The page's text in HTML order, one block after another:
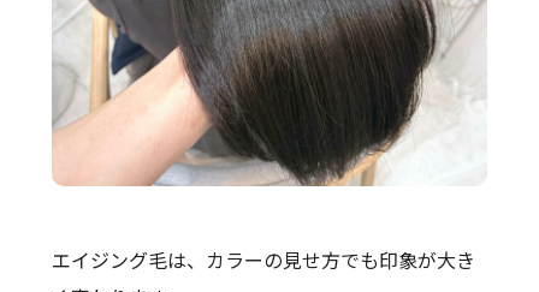
エイジング毛は、カラーの見せ方でも印象が大き